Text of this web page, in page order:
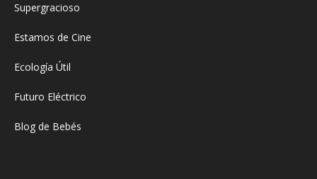
Supergracioso
Estamos de Cine
Ecología Útil
Futuro Eléctrico
Blog de Bebés